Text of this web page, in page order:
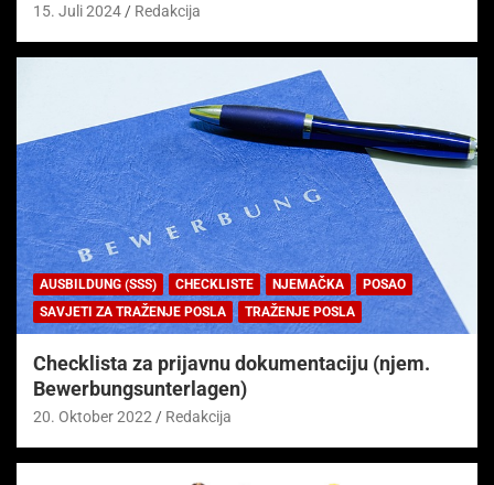
15. Juli 2024 Redakcija
AUSBILDUNG (SSS) CHECKLISTE NJEMAČKA
POSAO
SAVJETI ZA TRAŽENJE POSLA
TRAŽENJE POSLA
Checklista za prijavnu dokumentaciju (njem.
Bewerbungsunterlagen)
20. Oktober 2022 Redakcija